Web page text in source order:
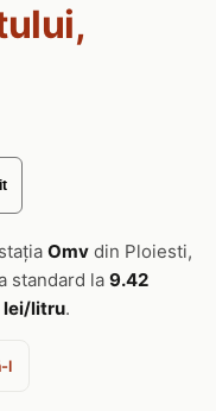
Omv din Ploiesti,
standard la 9.42
lei/litru.
l